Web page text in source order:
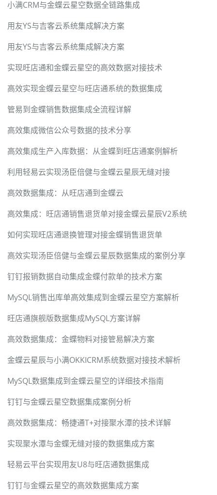
小满CRM与金蝶云星空数据全链路集成
用友YS与吉客云系统集成解决方案
用友YS与吉客云系统集成解决方案
实现旺店通和金蝶云星空的高效数据对接技术
高效实现金蝶云星空与旺店通系统的数据集成
管易到金蝶销售数据集成全流程详解
高效集成微信公众号数据的技术分享
高效集成生产入库数据：从金蝶到旺店通案例解析
利用轻易云实现汤臣倍健与金蝶云星辰无缝对接
高效数据集成：从旺店通到金蝶云
高效集成：旺店通销售退货单对接金蝶云星辰V2系统
如何实现旺店通退换管理对接金蝶销售退货单
高效实现汤臣倍健与金蝶云星辰数据集成的案例分享
钉钉报销数据自动集成金蝶付款单的技术方案
MySQL销售出库单高效集成到金蝶云星空方案解析
旺店通旗舰版数据集成MySQL方案详解
高效数据集成：金蝶物料对接管易解决方案
金蝶云星辰与小满OKKICRM系统数据对接技术解析
MySQL数据集成到金蝶云星空的详细技术指南
钉钉与金蝶云星空数据集成案例分析
高效数据集成：畅捷通T+对接聚水潭的技术详解
实现聚水潭与金蝶无缝对接的数据集成方案
轻易云平台实现用友U8与旺店通数据集成
钉钉与金蝶云星空的高效数据集成方案